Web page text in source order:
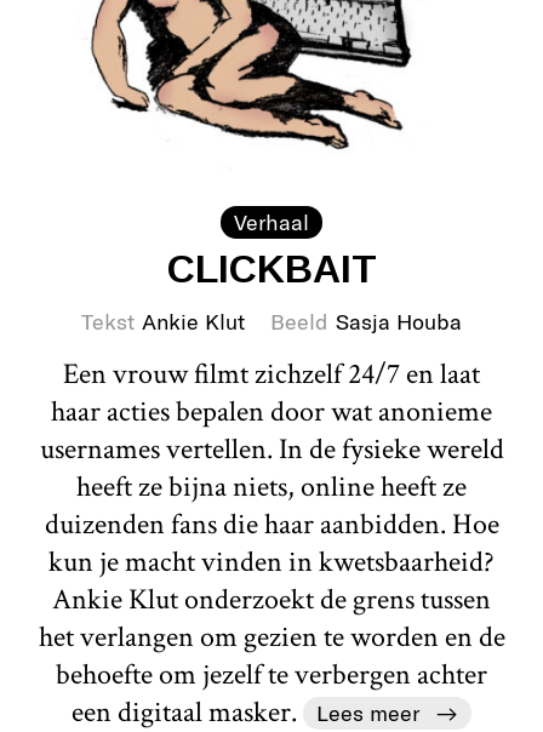
Verhaal
CLICKBAIT
Tekst Ankie Klut Beeld Sasja Houba
Een vrouw filmt zichzelf 24/7 en laat
haar acties bepalen door wat anonieme
usernames vertellen. In de fysieke wereld
heeft ze bijna niets, online heeft ze
duizenden fans die haar aanbidden. Hoe
kun je macht vinden in kwetsbaarheid?
Ankie Klut onderzoekt de grens tussen
het verlangen om gezien te worden en de
behoefte om jezelf te verbergen achter
een digitaal masker.
Lees meer